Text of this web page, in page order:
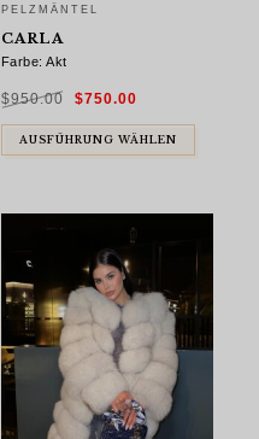
PELZMÄNTEL
CARLA
Farbe: Akt
$950.00
Ursprünglicher
Preis
$950.00
$750.00Preis
$750.00.
AUSFÜHRUNG WÄHLEN